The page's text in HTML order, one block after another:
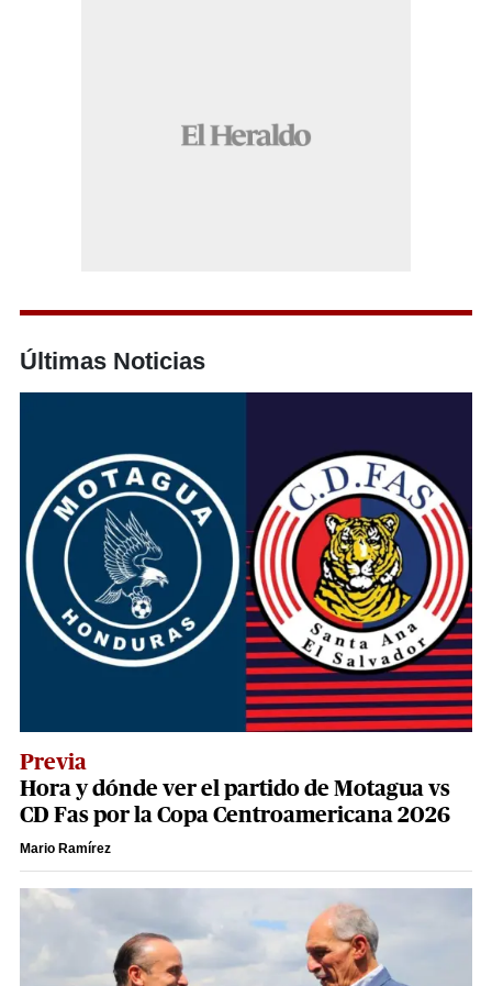
Últimas Noticias
Previa
Hora y dónde ver el partido de Motagua vs
CD Fas por la Copa Centroamericana 2026
Mario Ramírez